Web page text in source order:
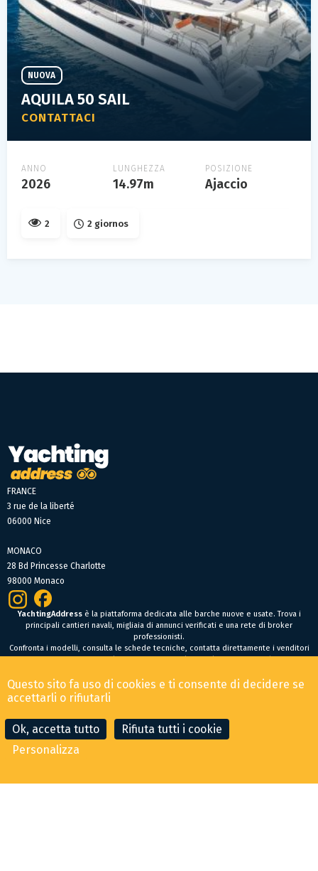
AQUILA 50 SAIL
CONTATTACI
NUOVA
ANNO
2026
LUNGHEZZA
14.97m
POSIZIONE
Ajaccio
2 2 giornos
CONTATTA IL BROKER
FRANCE
3 rue de la liberté
06000 Nice
MONACO
28 Bd Princesse Charlotte
98000 Monaco
YachtingAddressè la piattaforma dedicata alle barche nuove e usate. Trova i
principali cantieri navali, migliaia di annunci verificati e una rete di broker
professionisti.
Confronta i modelli, consulta le schede tecniche, contatta direttamente i venditori
oppure fai un’offerta online per trovare facilmente la tua prossima barca.
Condizioni Generali di Vendita-Menzioni legali
© 2026 YachtingAddress.com
Questo sito fa uso di cookies e ti consente di decidere se
accettarli o rifiutarli
Ok, accetta tutto
Rifiuta tutti i cookie
Personalizza